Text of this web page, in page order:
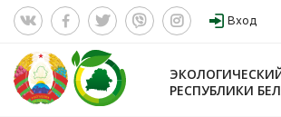
Вход
РЕСПУБЛИКИ